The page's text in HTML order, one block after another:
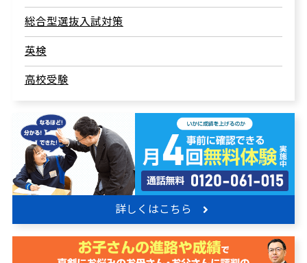
総合型選抜入試対策
英検
高校受験
詳しくはこちら